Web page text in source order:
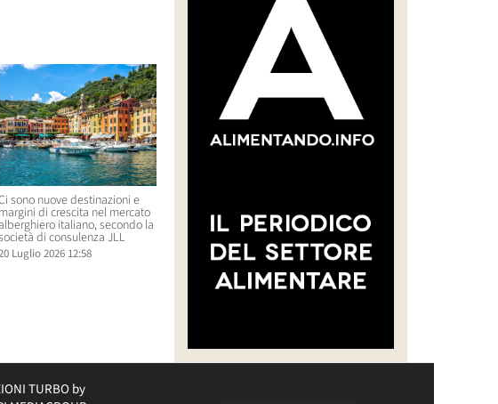
sono nuove destinazioni e
margini di crescita nel mercato
italiano, secondo la
di consulenza JLL
Luglio 2026 12:58
del Sud serve formiche come
ingrediente di un piatto: il
23 Luglio 2026 11:44
Delivery Hero (Glovo)
21 Luglio 2026 09:29
TURBO by